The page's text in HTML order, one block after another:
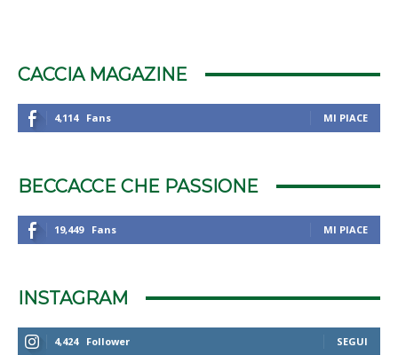
CACCIA MAGAZINE
4,114 Fans MI PIACE
BECCACCE CHE PASSIONE
19,449 Fans MI PIACE
INSTAGRAM
4,424 Follower SEGUI